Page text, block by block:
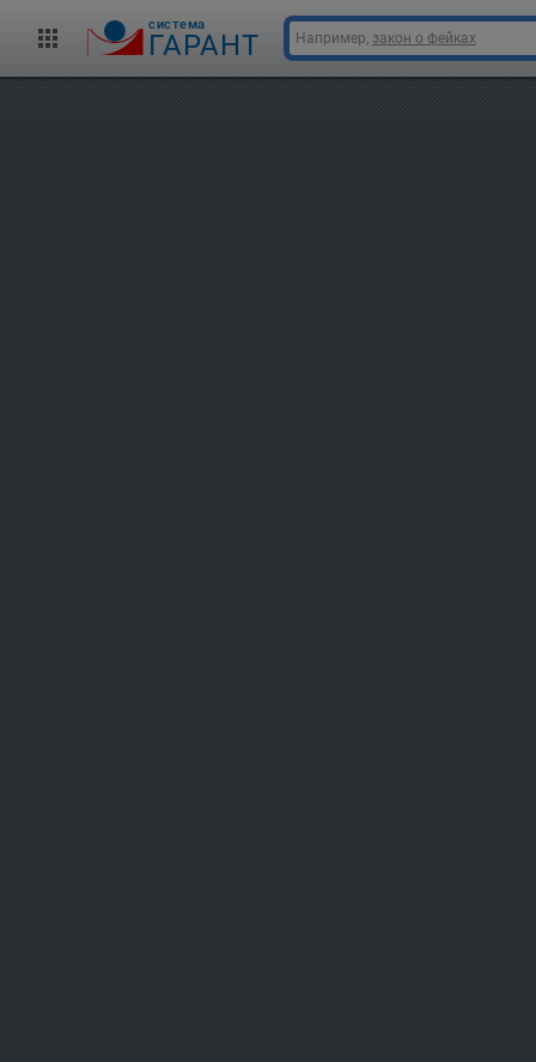
cистема
ГАРАНТ Например, закон о фейках